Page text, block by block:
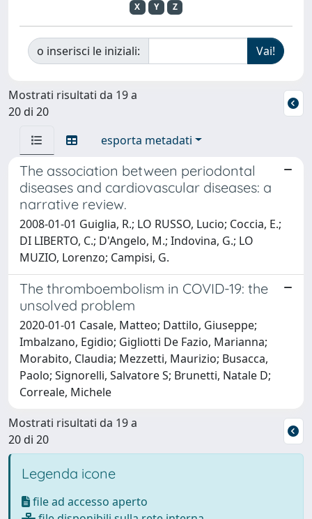
X
Y Z
o inserisci le iniziali:
Mostrati risultati da 19 a
20 di 20
esporta metadati
The association between periodontal
diseases and cardiovascular diseases: a
narrative review.
2008-01-01 Guiglia, R.; LO RUSSO, Lucio; Coccia, E.;
DI LIBERTO, C.; D'Angelo, M.; Indovina, G.; LO
MUZIO, Lorenzo; Campisi, G.
The thromboembolism in COVID-19: the
unsolved problem
2020-01-01 Casale, Matteo; Dattilo, Giuseppe;
Imbalzano, Egidio; Gigliotti De Fazio, Marianna;
Morabito, Claudia; Mezzetti, Maurizio; Busacca,
Paolo; Signorelli, Salvatore S; Brunetti, Natale D;
Correale, Michele
Mostrati risultati da 19 a
20 di 20
Legenda icone
file ad accesso aperto